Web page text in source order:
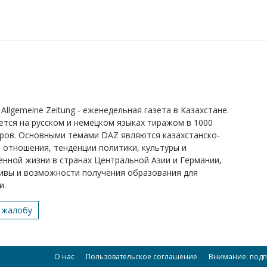
Zeitung - еженедельная газета в Казахстане.
на русском и немецком языках тиражом в 1000
Основными темами DAZ являются казахстанско-
отношения, тенденции политики, культуры и
жизни в странах Центральной Азии и Германии,
и возможности получения образования для
О нас Пользовательское соглашение Внимание: